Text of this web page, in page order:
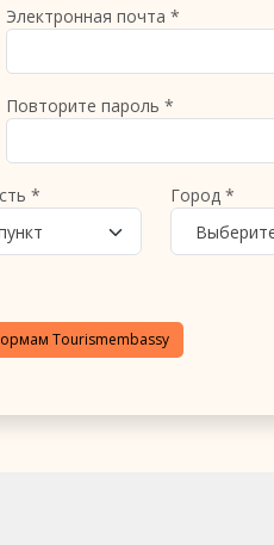
Электронная почта *
Повторите пароль *
*
Город *